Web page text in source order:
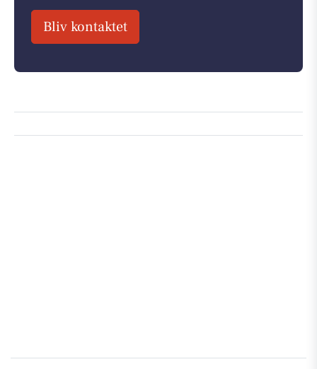
Bliv kontaktet